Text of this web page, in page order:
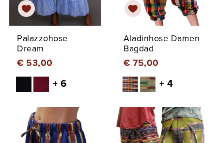
Palazzohose
Dream
€ 53,00
+ 6
Aladinhose Damen
Bagdad
€ 75,00
+ 4